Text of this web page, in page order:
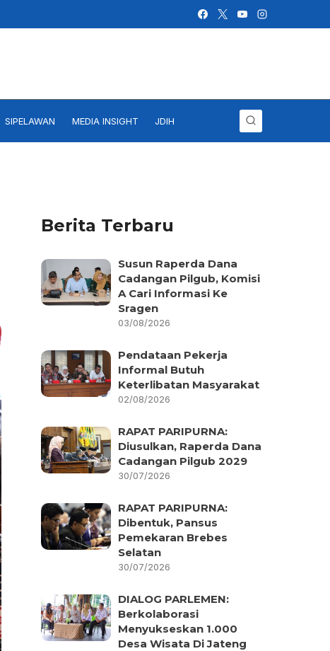
SIPELAWAN MEDIA INSIGHT JDIH
Berita Terbaru
Susun Raperda Dana
Cadangan Pilgub, Komisi
A Cari Informasi Ke
Sragen
03/08/2026
Pendataan Pekerja
Informal Butuh
Keterlibatan Masyarakat
02/08/2026
RAPAT PARIPURNA:
Diusulkan, Raperda Dana
Cadangan Pilgub 2029
30/07/2026
RAPAT PARIPURNA:
Dibentuk, Pansus
Pemekaran Brebes
Selatan
30/07/2026
DIALOG PARLEMEN:
Berkolaborasi
Menyukseskan 1.000
Desa Wisata Di Jateng